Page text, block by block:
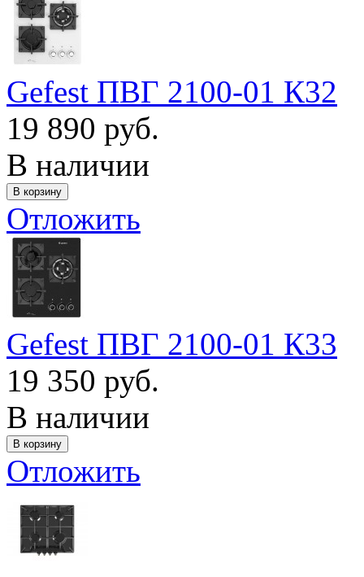
Gefest ПВГ 2100-01 К32
19 890 руб.
В наличии
Отложить
Gefest ПВГ 2100-01 К33
19 350 руб.
В наличии
Отложить